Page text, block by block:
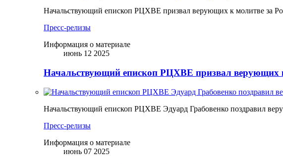
Начальствующий епископ РЦХВЕ призвал верующих к молитве за
Пресс-релизы
Информация о материале
июнь 12 2025
Начальствующий епископ РЦХВЕ призвал верующих
Начальствующий епископ РЦХВЕ Эдуард Грабовенко поздравил
Пресс-релизы
Информация о материале
июнь 07 2025